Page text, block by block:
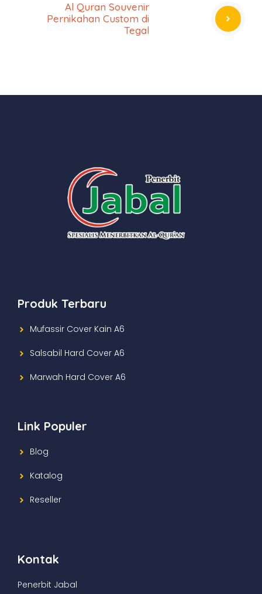
Al Quran Souvenir
Pernikahan Custom di
Tegal
Produk Terbaru
Mufassir Cover Kain A6
Salsabil Hard Cover A6
Marwah Hard Cover A6
Link Populer
Blog
Katalog
Reseller
Kontak
Penerbit Jabal